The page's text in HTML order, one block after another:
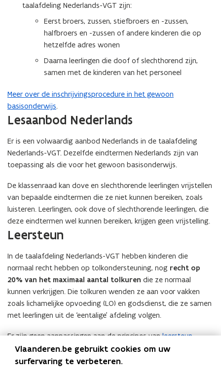
n
i
i
e
taalafdeling Nederlands-VGT zijn:
Eerst broers, zussen, stiefbroers en -zussen,
halfbroers en -zussen of andere kinderen die op
hetzelfde adres wonen
Daarna leerlingen die doof of slechthorend zijn,
samen met de kinderen van het personeel
Meer over de inschrijvingsprocedure in het gewoon
basisonderwijs.
Lesaanbod Nederlands
Er is een volwaardig aanbod Nederlands in de taalafdeling
Nederlands-VGT. Dezelfde eindtermen Nederlands zijn van
toepassing als die voor het gewoon basisonderwijs.
De klassenraad kan dove en slechthorende leerlingen vrijstellen
van bepaalde eindtermen die ze niet kunnen bereiken, zoals
luisteren. Leerlingen, ook dove of slechthorende leerlingen, die
deze eindtermen wel kunnen bereiken, krijgen geen vrijstelling.
Leersteun
In de taalafdeling Nederlands-VGT hebben kinderen die
normaal recht hebben op tolkondersteuning, nog recht op
20% van het maximaal aantal tolkuren die ze normaal
kunnen verkrijgen. Die tolkuren wenden ze aan voor vakken
zoals lichamelijke opvoeding (LO) en godsdienst, die ze samen
met leerlingen uit de ‘eentalige’ afdeling volgen.
Er zijn geen aanpassingen aan de principes vanleersteun.
Kinderen in de taalafdeling Nederlands-VGT met een
IAC-verslag
of eenGC-verslag
(
Vlaanderen.be gebruikt cookies om uw
surfervaring te verbeteren.